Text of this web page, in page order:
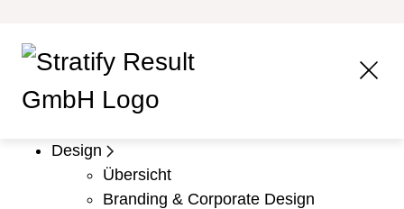
Design
Übersicht
Branding & Corporate Design